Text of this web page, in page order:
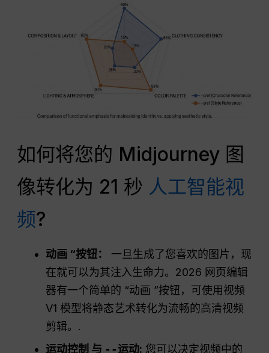
如何将您的 Midjourney 图
像转化为 21 秒 人工智能视
频?
动画 “按钮：
一旦生成了您喜欢的图片，现
在就可以为其注入生命力。2026 网页编辑
器有一个简单的 “动画 ”按钮，可使用视频
V1 模型将静态艺术转化为流畅的高清视频
剪辑。.
运动控制 与 --运动: 您可以决定视频中的